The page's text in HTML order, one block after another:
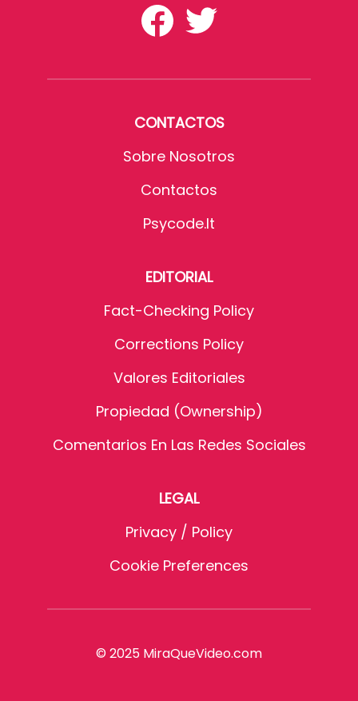
CONTACTOS
Sobre Nosotros
Contactos
Psycode.it
EDITORIAL
Fact-Checking Policy
Corrections Policy
Valores Editoriales
Propiedad (Ownership)
Comentarios En Las Redes Sociales
LEGAL
Privacy / Policy
Cookie Preferences
© 2025 MiraQueVideo.com